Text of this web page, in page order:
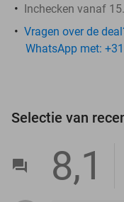
Inchecken vanaf
Vragen over de
WhatsApp met:
Selectie van
8,1